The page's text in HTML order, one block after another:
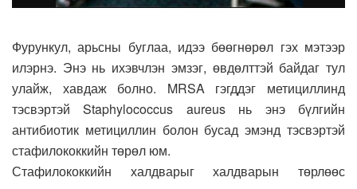
Фурункул, арьсны буглаа, идээ бөөгнөрөл гэх мэтээр
илэрнэ. Энэ нь ихэвчлэн эмзэг, өвдөлттэй байдаг тул
улайж, хавдаж болно. MRSA гэгддэг метициллинд
тэсвэртэй Staphylococcus aureus нь энэ бүлгийн
антибиотик метициллин болон бусад эмэнд тэсвэртэй
стафилококкийн төрөл юм.
Стафилококкийн халдварыг халдварын төрлөөс